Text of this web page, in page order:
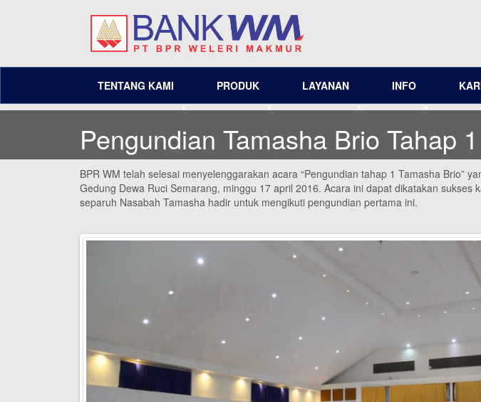
TENTANG KAMI PRODUK LAYANAN INFO
Pengundian Tamasha Brio Tahap 1
BPR WM telah selesai menyelenggarakan acara “Pengundian tahap 1 Tamasha Brio”
Gedung Dewa Ruci Semarang, minggu 17 april 2016. Acara ini dapat dikatakan sukses
separuh Nasabah Tamasha hadir untuk mengikuti pengundian pertama ini.